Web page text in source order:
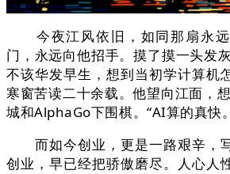
今夜江风依旧，如同那扇永远
门，永远向他招手。摸了摸一头发
不该华发早生，想到当初学计算机
寒窗苦读二十余载。他望向江面，
城和AlphaGo下围棋。“AI算的真快
而如今创业，更是一路艰辛，
创业，早已经把骄傲磨尽。人心人